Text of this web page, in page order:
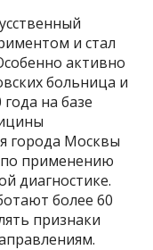
и стал
активно
больница и
на базе
города Москвы
применению
диагностике.
более 60
признаки